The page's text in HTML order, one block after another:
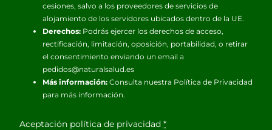
cesiones, salvo a los proveedores de servicios de
alojamiento de los servidores ubicados dentro de la UE.
Derechos:Podrás ejercer los derechos de acceso,
rectificación, limitación, oposición, portabilidad, o retirar
el consentimiento enviando un email a
pedidos@naturalsalud.es
Más información:Consulta nuestra Política de Privacidad
para más información.
Aceptación política de privacidad *